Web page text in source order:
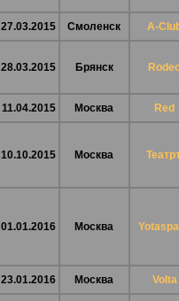
27.03.2015 Смоленск A-
28.03.2015 Брянск
11.04.2015 Москва Red
10.10.2015 Москва
01.01.2016 Москва
23.01.2016 Москва Volta